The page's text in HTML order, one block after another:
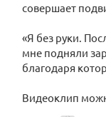
совершает
«Я без руки.
мне подняли
благодаря
Видеоклип